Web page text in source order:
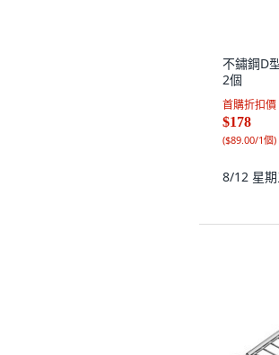
不鏽鋼D
2個
首購折扣價
$178
($89.00/1個)
8/12 星期